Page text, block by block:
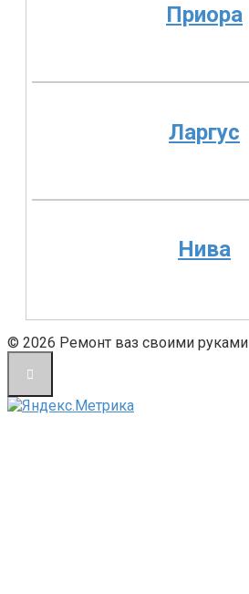
Приора
Ларгус
Нива
© 2026 Ремонт ваз своими руками